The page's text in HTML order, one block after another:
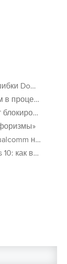
- «Windows»
- «Интернет»
«Интернет»
сети»
10 - «Windows»